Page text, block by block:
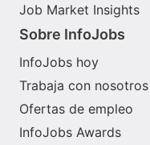
Job Market Insights
Sobre InfoJobs
InfoJobs hoy
Trabaja con nosotros
Ofertas de empleo
InfoJobs Awards